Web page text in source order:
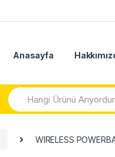
Anasayfa
Arama:
WIRELESS